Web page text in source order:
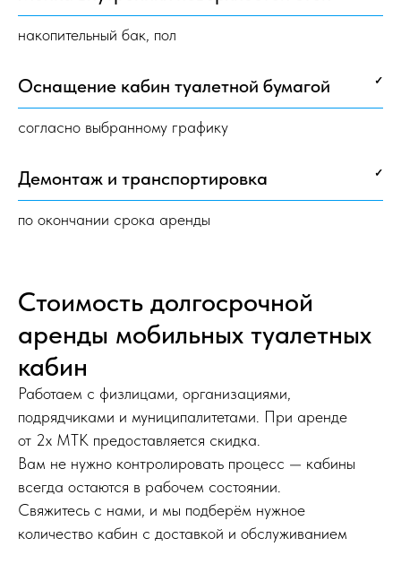
накопительный бак, пол
Оснащение кабин туалетной бумагой ✓
согласно выбранному графику
Демонтаж и транспортировка ✓
по окончании срока аренды
Стоимость долгосрочной
аренды мобильных туалетных
кабин
Работаем с физлицами, организациями,
подрядчиками и муниципалитетами. При аренде
от 2х МТК предоставляется скидка.
Вам не нужно контролировать процесс — кабины
всегда остаются в рабочем состоянии.
Свяжитесь с нами, и мы подберём нужное
количество кабин с доставкой и обслуживанием